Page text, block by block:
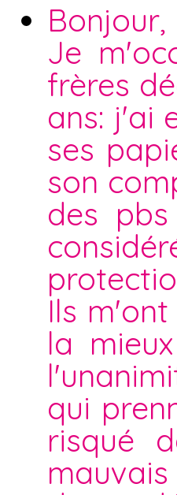
Bonjour,
Je
frères
ans: j'ai
ses
son
des
Ils
la
qui
risqué